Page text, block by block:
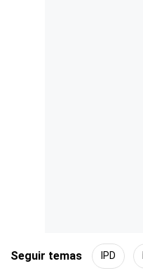
Seguir temas IPD